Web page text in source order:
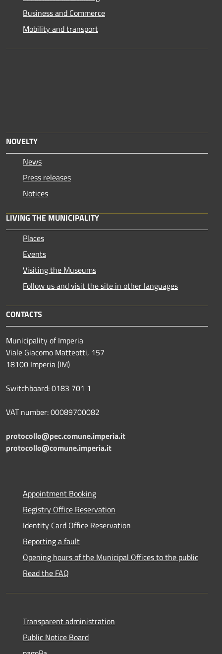
Business and Commerce
Mobility and transport
NOVELTY
News
Press releases
Notices
LIVING THE MUNICIPALITY
Places
Events
Visiting the Museums
Follow us and visit the site in other languages
CONTACTS
Municipality of Imperia
Viale Giacomo Matteotti, 157
18100 Imperia (IM)
Switchboard: 0183 701 1
VAT number: 00089700082
protocollo@pec.comune.imperia.it
protocollo@comune.imperia.it
Appointment Booking
Registry Office Reservation
Identity Card Office Reservation
Reporting a fault
Opening hours of the Municipal Offices to the public
Read the FAQ
Transparent administration
Public Notice Board